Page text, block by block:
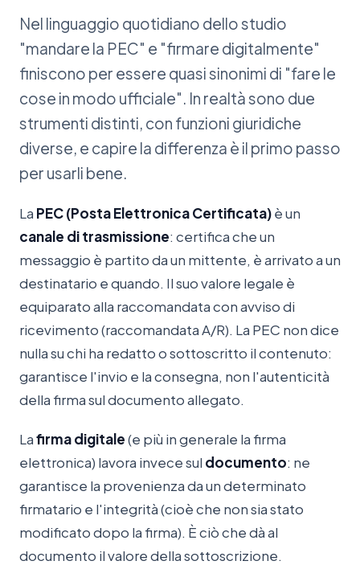
Nel linguaggio quotidiano dello studio
"mandare la PEC" e "firmare digitalmente"
finiscono per essere quasi sinonimi di "fare le
cose in modo ufficiale". In realtà sono due
strumenti distinti, con funzioni giuridiche
diverse, e capire la differenza è il primo passo
per usarli bene.
La PEC (Posta Elettronica Certificata)è un
canale di trasmissione: certifica che un
messaggio è partito da un mittente, è arrivato a un
destinatario e quando. Il suo valore legale è
equiparato alla raccomandata con avviso di
ricevimento (raccomandata A/R). La PEC non dice
nulla su chi ha redatto o sottoscritto il contenuto:
garantisce l'invio e la consegna, non l'autenticità
della firma sul documento allegato.
Lafirma digitale(e più in generale la firma
elettronica) lavora invece sul documento: ne
garantisce la provenienza da un determinato
firmatario e l'integrità (cioè che non sia stato
modificato dopo la firma). È ciò che dà al
documento il valore della sottoscrizione.